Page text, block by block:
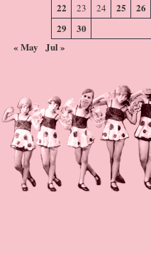
22
23 24 25 26
29
30
« May Jul »